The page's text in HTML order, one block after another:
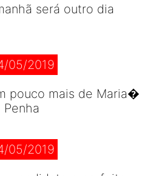
será outro dia
05/2019
pouco mais de Maria�
Penha
05/2019